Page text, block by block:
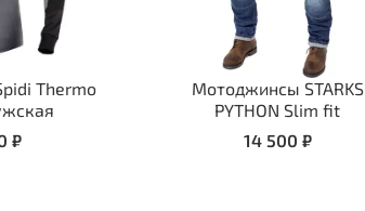
Thermo
₽
Мотоджинсы STARKS
PYTHON Slim fit
14 500 ₽